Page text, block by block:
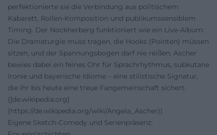
perfektionierte sie die Verbindung aus politischem
Kabarett, Rollen-Komposition und publikumssensiblem
Timing. Der Nockherberg funktioniert wie ein Live-Album:
Die Dramaturgie muss tragen, die Hooks (Pointen) müssen
sitzen, und der Spannungsbogen darf nie reißen. Ascher
bewies dabei ein feines Ohr für Sprachrhythmus, subkutane
Ironie und bayerische Idiome – eine stilistische Signatur,
die ihr bis heute eine treue Fangemeinschaft sichert.
([de.wikipedia.org]
(https://de.wikipedia.org/wiki/Angela_Ascher))
Eigene Sketch-Comedy und Serienpräsenz: